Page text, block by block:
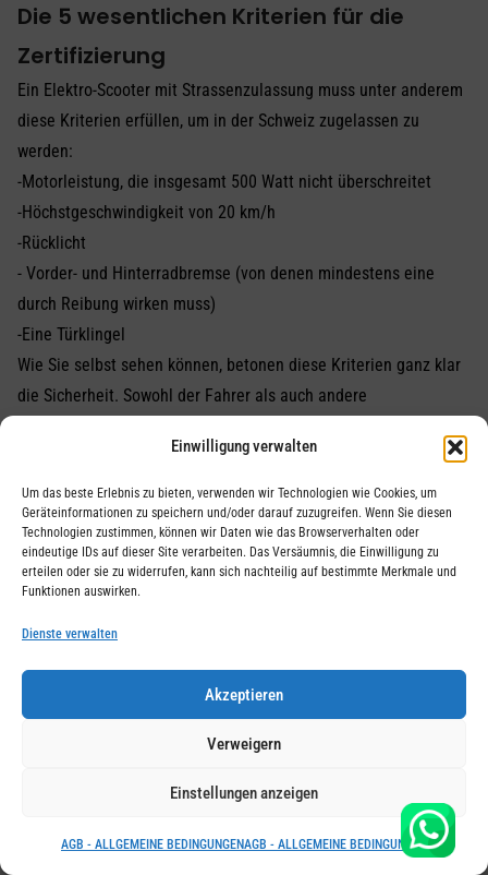
Einwilligung verwalten
Um das beste Erlebnis zu bieten, verwenden wir Technologien wie Cookies, um
Geräteinformationen zu speichern und/oder darauf zuzugreifen. Wenn Sie diesen
Technologien zustimmen, können wir Daten wie das Browserverhalten oder
eindeutige IDs auf dieser Site verarbeiten. Das Versäumnis, die Einwilligung zu
erteilen oder sie zu widerrufen, kann sich nachteilig auf bestimmte Merkmale und
Funktionen auswirken.
Dienste verwalten
Akzeptieren
Verweigern
Einstellungen anzeigen
AGB - ALLGEMEINE BEDINGUNGENAGB - ALLGEMEINE BEDINGUNGEN
Die 5 wesentlichen Kriterien für die
Zertifizierung
Ein Elektro-Scooter mit Strassenzulassung muss unter anderem
diese Kriterien erfüllen, um in der Schweiz zugelassen zu
werden:
-Motorleistung, die insgesamt 500 Watt nicht überschreitet
-Höchstgeschwindigkeit von 20 km/h
-Rücklicht
- Vorder- und Hinterradbremse (von denen mindestens eine
durch Reibung wirken muss)
-Eine Türklingel
Wie Sie selbst sehen können, betonen diese Kriterien ganz klar
die Sicherheit. Sowohl der Fahrer als auch andere
zusammengezuckt. Motorleistung und Höchstgeschwindigkeit.
Ja, obwohl regelmässig die Frage nach einer Anhebung der
Geschwindigkeit auf 25 km/h gestellt wird, reimt sich die
Zulassung bisher auf eine leichte Verlängerung der Reisezeit.
Aber lassen Sie uns noch einmal ein wichtiges Prinzip betonen.
feststellen, dass das Fahren mit 20 km/h immer noch schnell
ist. Ob Radfahren oder Laufen, es ist immer noch eine
respektable Geschwindigkeit.
vergleichen, scheint die Homologation Ihren Roller natürlich zu
einer eleganten Schildkröte zu machen.